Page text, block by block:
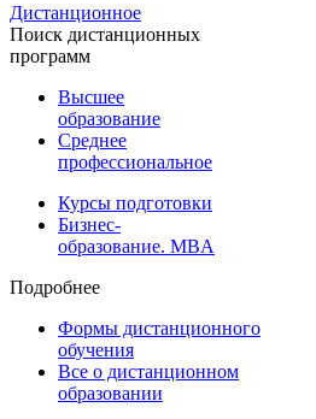
Дистанционное
Поиск дистанционных
программ
Высшее
образование
Среднее
профессиональное
Курсы подготовки
Бизнес-
образование. MBA
Подробнее
Формы дистанционного
обучения
Все о дистанционном
образовании